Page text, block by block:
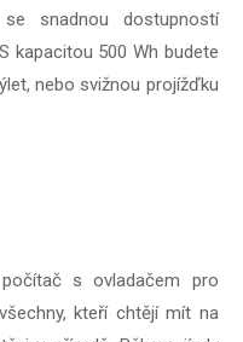
snadnou dostupností
kapacitou 500 Wh budete
nebo svižnou projížďku
s ovladačem pro
kteří chtějí mít na